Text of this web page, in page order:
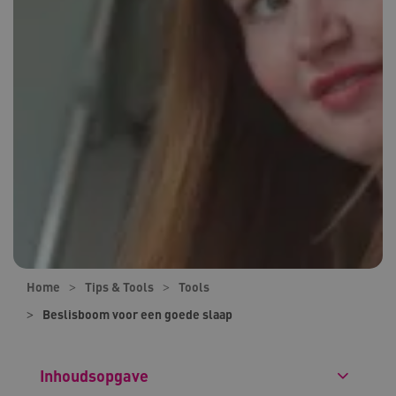
Home Tips & Tools
Tools
Beslisboom voor een goede slaap
Inhoudsopgave